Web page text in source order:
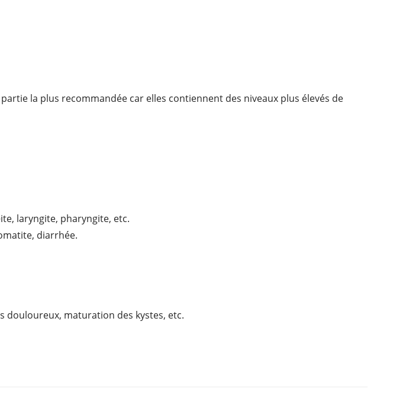
la plus recommandée car elles contiennent des niveaux plus élevés de
laryngite, pharyngite, etc.
diarrhée.
douloureux, maturation des kystes, etc.